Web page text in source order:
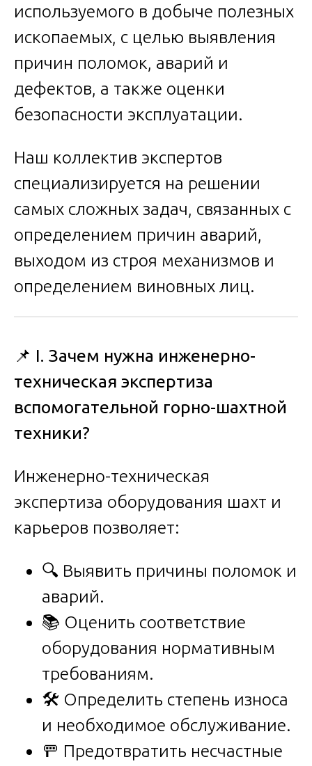
используемого в добыче полезных
ископаемых, с целью выявления
причин поломок, аварий и
дефектов, а также оценки
безопасности эксплуатации.
Наш коллектив экспертов
специализируется на решении
самых сложных задач, связанных с
определением причин аварий,
выходом из строя механизмов и
определением виновных лиц.
📌 I. Зачем нужна инженерно-
техническая экспертиза
вспомогательной горно-шахтной
техники?
Инженерно-техническая
экспертиза оборудования шахт и
карьеров позволяет:
🔍 Выявить причины поломок и
аварий.
📚 Оценить соответствие
оборудования нормативным
требованиям.
🛠️ Определить степень износа
и необходимое обслуживание.
🚥 Предотвратить несчастные